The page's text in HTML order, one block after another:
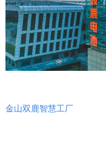
金山双鹿智慧工厂